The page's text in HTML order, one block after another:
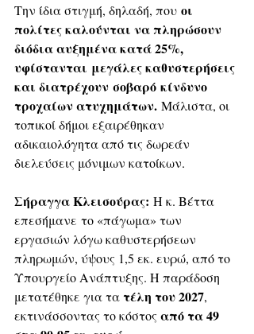
Την ίδια στιγμή, δηλαδή, που οι
πολίτες καλούνται να πληρώσουν
διόδια αυξημένα κατά 25%,
υφίστανται μεγάλες καθυστερήσεις
και διατρέχουν σοβαρό κίνδυνο
τροχαίων ατυχημάτων. Μάλιστα, οι
τοπικοί δήμοι εξαιρέθηκαν
αδικαιολόγητα από τις δωρεάν
διελεύσεις μόνιμων κατοίκων.
Σήραγγα Κλεισούρας: Η κ. Βέττα
επεσήμανε το «πάγωμα» των
εργασιών λόγω καθυστερήσεων
πληρωμών, ύψους 1,5 εκ. ευρώ, από το
Υπουργείο Ανάπτυξης. Η παράδοση
μετατέθηκε για τα τέλη του 2027,
εκτινάσσοντας το κόστος από τα 49